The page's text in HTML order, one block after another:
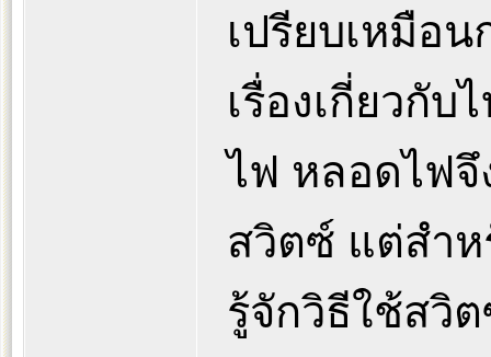
เปรียบเหมือ
เรื่องเกี่ยวกั
ไฟ หลอดไฟ
สวิตซ์ แต่สำห
รู้จักวิธีใช้สวิ